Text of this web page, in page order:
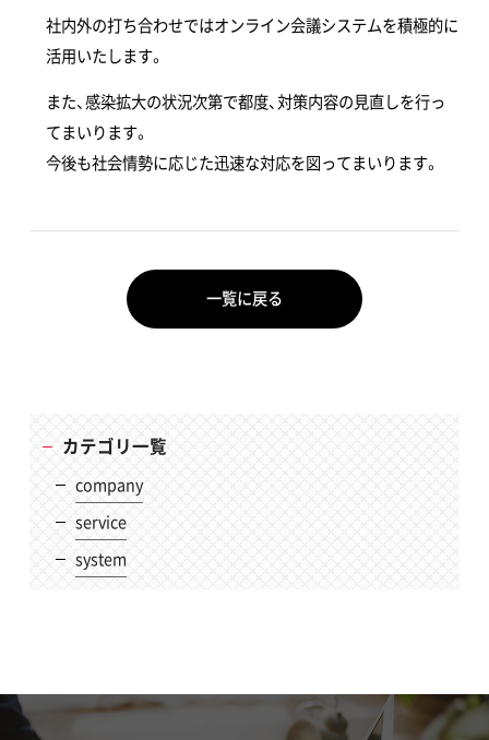
社内外の打ち合わせではオンライン会議システムを積極的に
活用いたします。
また、感染拡大の状況次第で都度、対策内容の見直しを行っ
てまいります。
今後も社会情勢に応じた迅速な対応を図ってまいります。
一覧に戻る
カテゴリ一覧
company
service
system